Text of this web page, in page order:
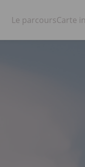
Le parcoursCarte